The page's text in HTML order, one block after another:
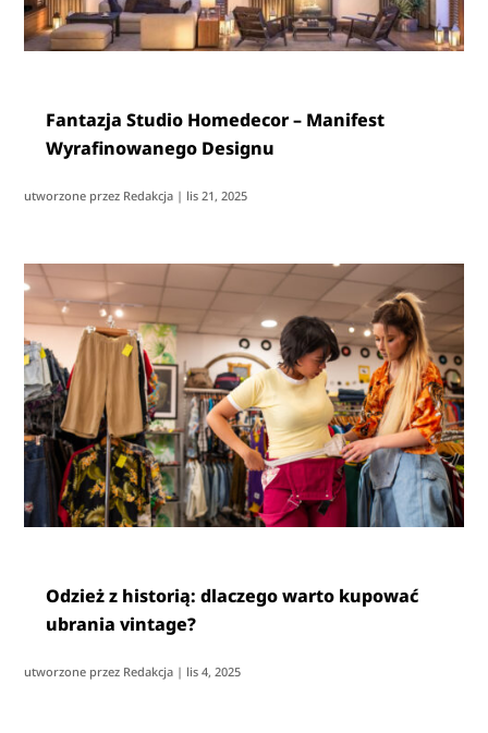
Fantazja Studio Homedecor – Manifest
Wyrafinowanego Designu
utworzone przez Redakcja | lis 21, 2025
Odzież z historią: dlaczego warto kupować
ubrania vintage?
utworzone przez Redakcja | lis 4, 2025